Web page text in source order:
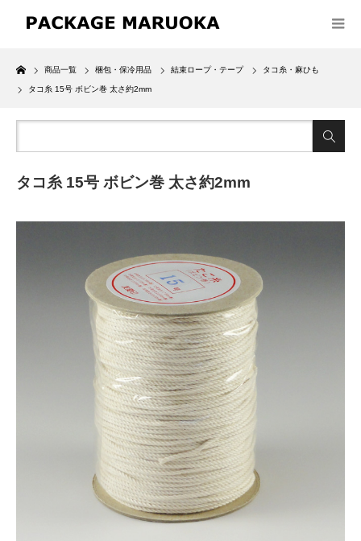
Home
商品一覧 梱包・保冷用品 結束ロープ・テープ タコ糸・麻ひも
タコ糸 15号 ボビン巻 太さ約2mm
タコ糸 15号 ボビン巻 太さ約2mm